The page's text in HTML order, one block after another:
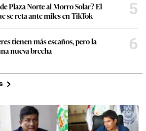
Plaza Norte al Morro Solar? El
se reta ante miles en TikTok
5
tienen más escaños, pero la
nueva brecha
6